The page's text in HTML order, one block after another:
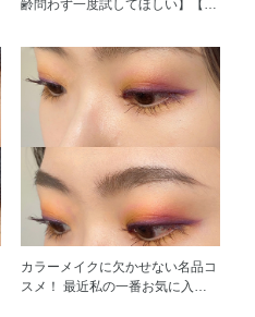
齢問わず一度試してほしい】【周
発者に本当に感謝】、、、本日紹
介する私の神コスメはINFINITYの
クッション セラム グロウです！
感がすごい！！写真一枚目を見て
ください、、、皆様にこのファン
デの凄さを分かって頂けるように
私の汚いすっぴんを載せさせてい
ただきます(泣)、、、下のAfter写
真はクッションファンデのみ使
用。気になる部分などはほぼ全部
カバーしてくれて、ツヤが本当に
キレイ❤︎ 美容液成分が配合されて
カラーメイクに欠かせない名品コ
スメ！ 最近私の一番お気に入り